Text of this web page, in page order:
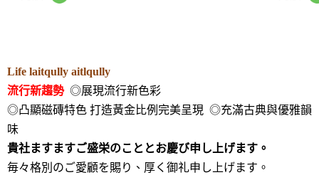
Life laitqully aitlqully
流行新趨勢 ◎展現流行新色彩
◎凸顯磁磚特色 打造黃金比例完美呈現 ◎充滿古典與優雅韻
味
貴社ますますご盛栄のこととお慶び申し上げます。
毎々格別のご愛顧を賜り、厚く御礼申し上げます。